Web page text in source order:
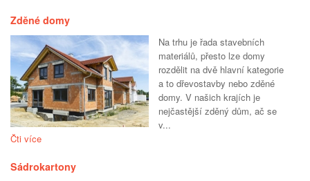
Zděné domy
Na trhu je řada stavebních
materiálů, přesto lze domy
rozdělit na dvě hlavní kategorie
a to dřevostavby nebo zděné
domy. V našich krajích je
nejčastější zděný dům, ač se
v...
Čti více
Sádrokartony